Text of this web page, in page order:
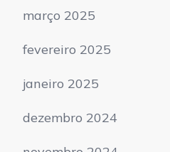
março 2025
fevereiro 2025
janeiro 2025
dezembro 2024